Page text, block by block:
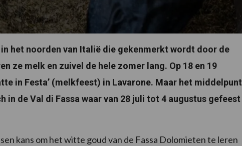
het noorden van Italië die gekenmerkt wordt door de
ze melk en zuivel de hele zomer lang. Op 18 en 19
in Festa’ (melkfeest) in Lavarone. Maar het middelpunt
de Val di Fassa waar van 28 juli tot 4 augustus gefeest
kans om het witte goud van de Fassa Dolomieten te leren